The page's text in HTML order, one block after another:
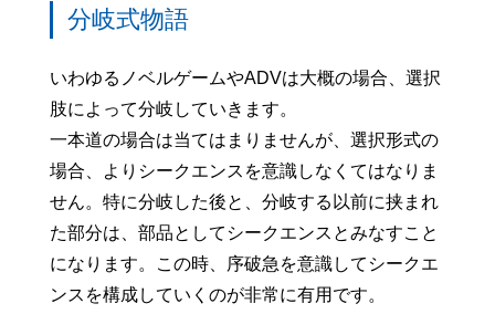
分岐式物語
いわゆるノベルゲームやADVは大概の場合、選択
肢によって分岐していきます。
一本道の場合は当てはまりませんが、選択形式の
場合、よりシークエンスを意識しなくてはなりま
せん。特に分岐した後と、分岐する以前に挟まれ
た部分は、部品としてシークエンスとみなすこと
になります。この時、序破急を意識してシークエ
ンスを構成していくのが非常に有用です。